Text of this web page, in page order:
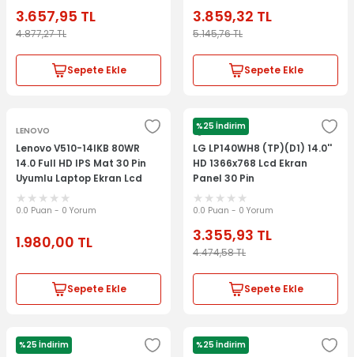
3.657,95 TL
4.877,27TL
Sepete Ekle
3.859,32 TL
5.145,76TL
Sepete Ekle
LENOVO
Lenovo V510-14IKB 80WR
14.0 Full HD IPS Mat 30 Pin
Uyumlu Laptop Ekran Lcd
Panel
0.0 Puan - 0 Yorum
1.980,00 TL
Sepete Ekle
%25 İndirim
Lg
LG LP140WH8 (TP)(D1) 14.0''
HD 1366x768 Lcd Ekran
Panel 30 Pin
0.0 Puan - 0 Yorum
3.355,93 TL
4.474,58TL
Sepete Ekle
%25 İndirim
BOE %25 İndirim
INNOLUX